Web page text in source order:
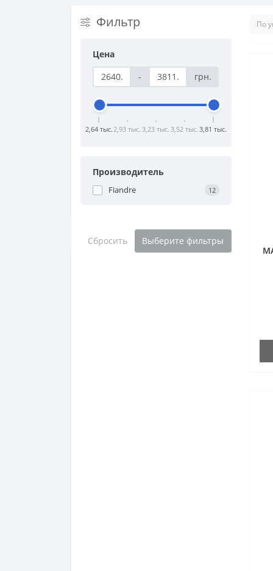
Фильтр
Цена
-
грн.
2,64 тыс. 2,93 тыс. 3,23 тыс. 3,52 тыс. 3,81 тыс.
Производитель
Fiandre 12
Сбросить
Выберите фильтры